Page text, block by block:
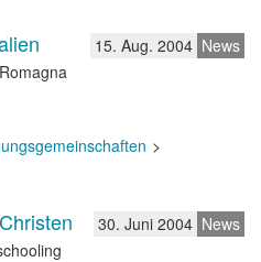
News
15. Aug. 2004
News
30. Juni 2004